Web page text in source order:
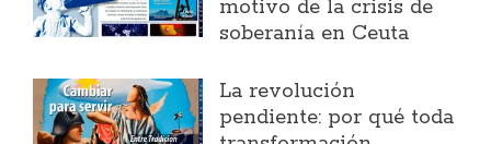
motivo de la crisis de
soberanía en Ceuta
La revolución
pendiente: por qué toda